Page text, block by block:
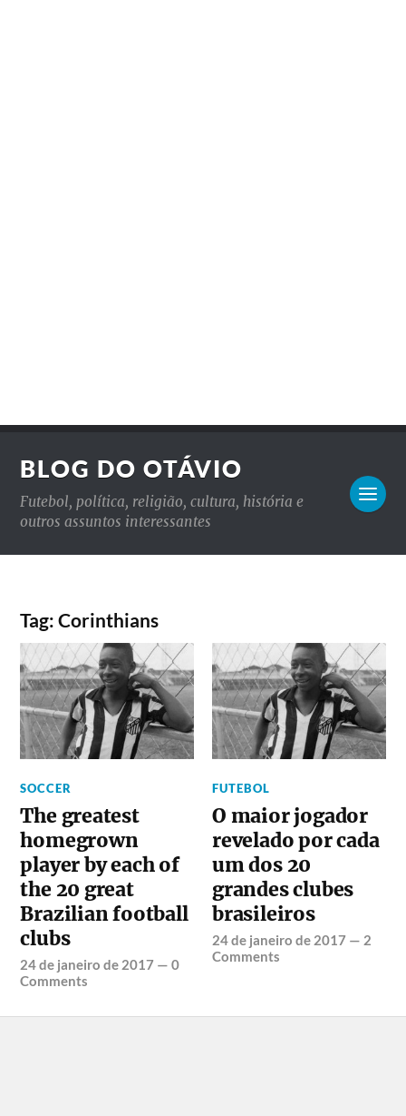
BLOG DO OTÁVIO
Futebol, política, religião, cultura, história e
outros assuntos interessantes
Tag: Corinthians
SOCCER
The greatest
homegrown
player by each of
the 20 great
Brazilian football
clubs
24 de janeiro de 2017 —0
Comments
FUTEBOL
O maior jogador
revelado por cada
um dos 20
grandes clubes
brasileiros
24 de janeiro de 2017 — 2
Comments